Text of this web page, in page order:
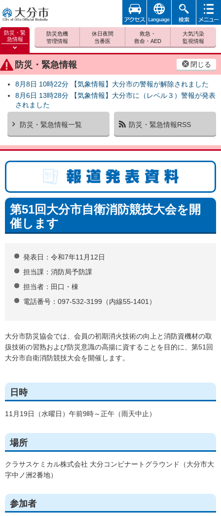
大分市
防災・緊
急情報
防災緊
急情報
を開く
防災・緊急情報 閉じる
8月8日 10時22分 【気象情報】大分市の警報が解除されました
8月6日 13時28分 【気象情報】大分市に（レベル３）警報が発表
されました
防災・緊急情報一覧 防災・緊急情報RSS
防災危機
管理情報
休日夜間
当番医
救急・
救命・AED
大気汚染
監視情報
アクセ
ス
foreign 検索
メニュ
報道発表資料
第51回大分市自衛消防競技大会を開
催します
発表日：令和7年11月12日
担当課：消防局予防課
担当者：田口・棟
電話番号：097-532-3199（内線55-1401）
大分市防災協会では、会員の初期消火技術の向上と消防資機材の取
扱技術の習熟および防災意識の高揚に資することを目的に、第51回
大分市自衛消防競技大会を開催します。
日時
11月19日（水曜日）午前9時～正午（雨天中止）
場所
クラサスケミカル株式会社 大分コンビナートグラウンド（大分市大
字中ノ洲2番地）
参加者